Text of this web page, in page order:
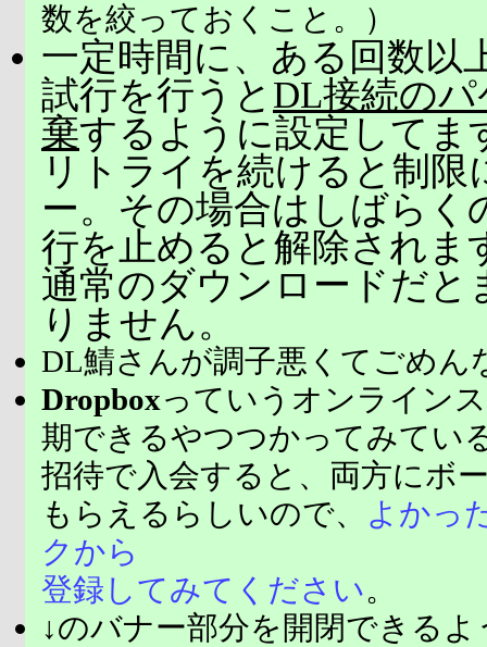
数を絞っておくこと。）
一定時間に、ある回数以
試行を行うと DL接続の
棄するように設定してま
リトライを続けると制限
ー。その場合はしばらく
行を止めると解除されま
通常のダウンロードだと
りません。
DL鯖さんが調子悪くてごめん
Dropboxっていうオンライン
期できるやつつかってみてい
招待で入会すると、両方にボ
もらえるらしいので、
よかっ
クから
登録してみてください。
↓のバナー部分を開閉できる